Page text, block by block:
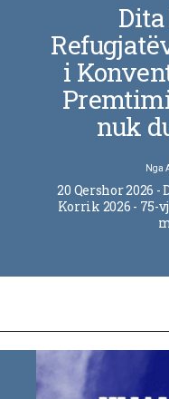
i
nuk
Nga
20 Qershor 2026 -
Korrik 2026 - 75-